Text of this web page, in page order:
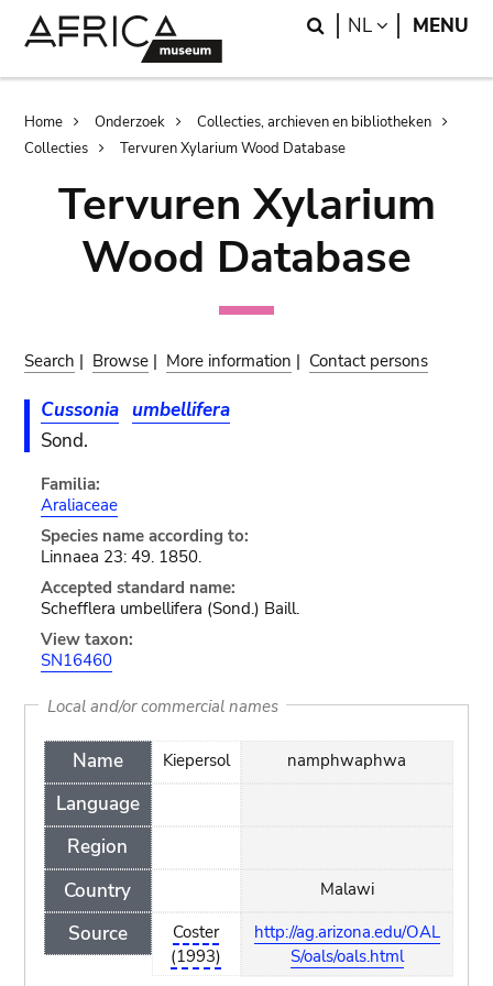
Search
NL LANGUAGE
MENU
Breadcrumb
Home Onderzoek
Collecties, archieven en bibliotheken
Collecties
Tervuren Xylarium Wood Database
Tervuren Xylarium
Wood Database
Search | Browse | More information | Contact persons
Cussonia umbellifera
Sond.
Familia:
Araliaceae
Species name according to:
Linnaea 23: 49. 1850.
Accepted standard name:
Schefflera umbellifera (Sond.) Baill.
View taxon:
SN16460
Local and/or commercial names
Name
Language
Region
Country
Source
Kiepersol
Coster
(1993)
namphwaphwa
Malawi
http://ag.arizona.edu/OAL
S/oals/oals.html